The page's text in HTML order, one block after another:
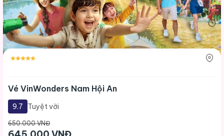
Vé VinWonders Nam Hội An
9.7 Tuyệt vời
650.000 VNĐ